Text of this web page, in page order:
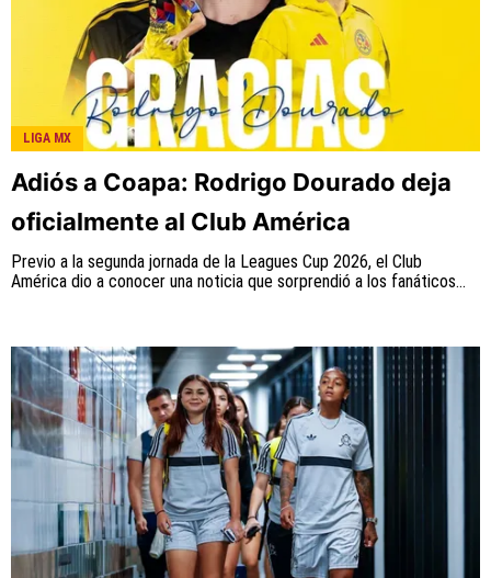
LIGA MX
Adiós a Coapa: Rodrigo Dourado deja
oficialmente al Club América
Previo a la segunda jornada de la Leagues Cup 2026, el Club
América dio a conocer una noticia que sorprendió a los fanáticos...